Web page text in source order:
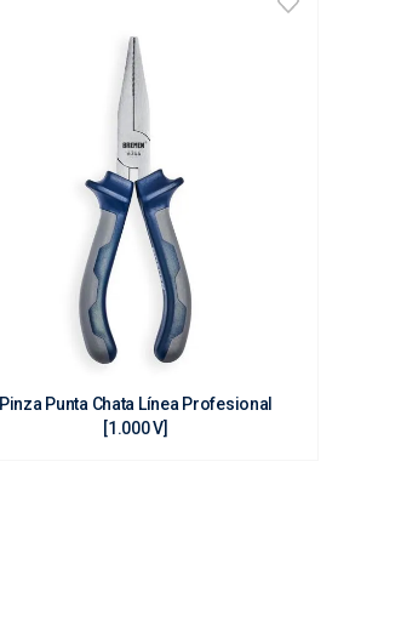
Pinza Punta Chata Línea Profesional
[1.000 V]